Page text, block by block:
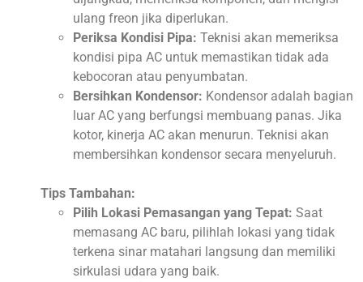
ulang freon jika diperlukan.
Periksa Kondisi Pipa: Teknisi akan memeriksa
kondisi pipa AC untuk memastikan tidak ada
kebocoran atau penyumbatan.
Bersihkan Kondensor: Kondensor adalah bagian
luar AC yang berfungsi membuang panas. Jika
kotor, kinerja AC akan menurun. Teknisi akan
membersihkan kondensor secara menyeluruh.
Tips Tambahan:
Pilih Lokasi Pemasangan yang Tepat: Saat
memasang AC baru, pilihlah lokasi yang tidak
terkena sinar matahari langsung dan memiliki
sirkulasi udara yang baik.